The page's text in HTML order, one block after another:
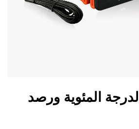
المئوية ورصد